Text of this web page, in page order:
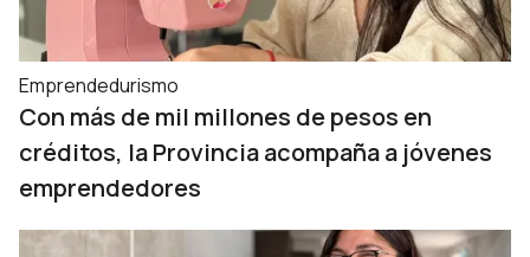
Emprendedurismo
Con más de mil millones de pesos en
créditos, la Provincia acompaña a jóvenes
emprendedores